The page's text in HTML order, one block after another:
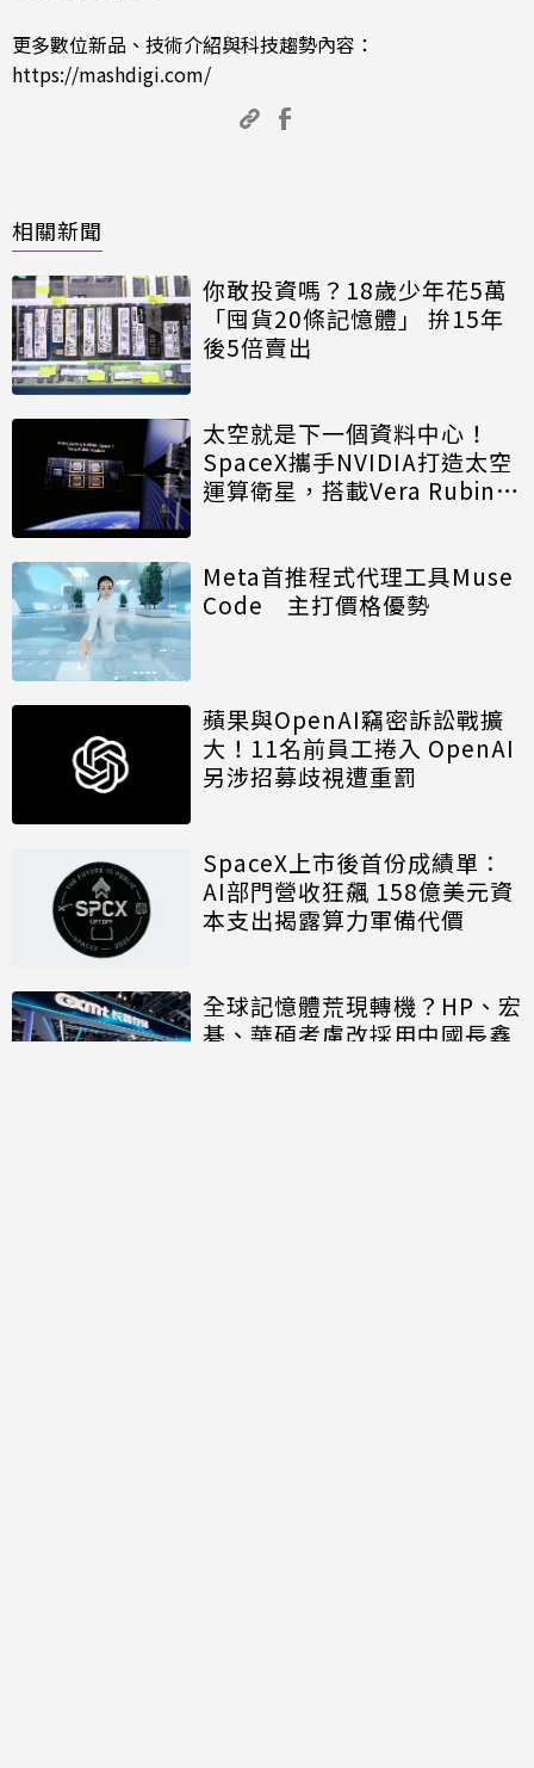
更多數位新品、技術介紹與科技趨勢內容：
https://mashdigi.com/
相關新聞
你敢投資嗎？18歲少年花5萬
「囤貨20條記憶體」 拚15年
後5倍賣出
太空就是下一個資料中心！
SpaceX攜手NVIDIA打造太空
運算衛星，搭載Vera Rubin運
Meta首推程式代理工具Muse
Code 主打價格優勢
蘋果與OpenAI竊密訴訟戰擴
大！11名前員工捲入 OpenAI
另涉招募歧視遭重罰
SpaceX上市後首份成績單：
AI部門營收狂飆 158億美元資
本支出揭露算力軍備代價
全球記憶體荒現轉機？HP、宏
碁、華碩考慮改採用中國長鑫